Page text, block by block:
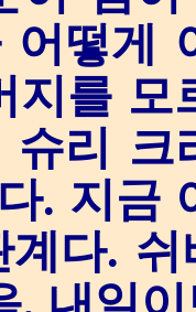
어떻게
지를 모
슈리 크
. 지금
계다.